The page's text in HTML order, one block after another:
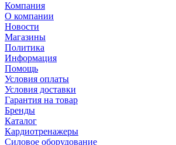
Компания
О компании
Новости
Магазины
Политика
Информация
Помощь
Условия оплаты
Условия доставки
Гарантия на товар
Бренды
Каталог
Кардиотренажеры
Силовое оборудование